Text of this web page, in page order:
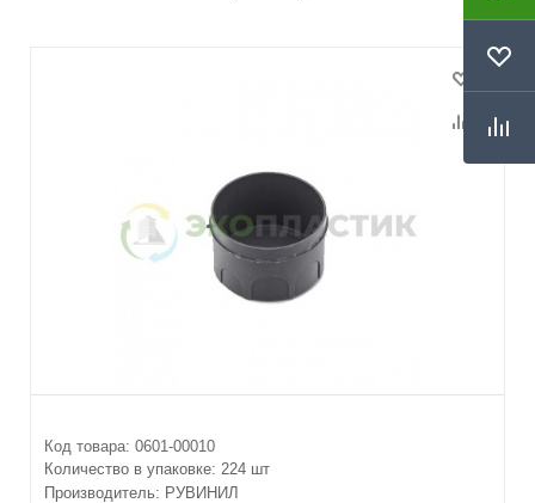
Код товара: 0601-00010
Количество в упаковке: 224 шт
Производитель: РУВИНИЛ